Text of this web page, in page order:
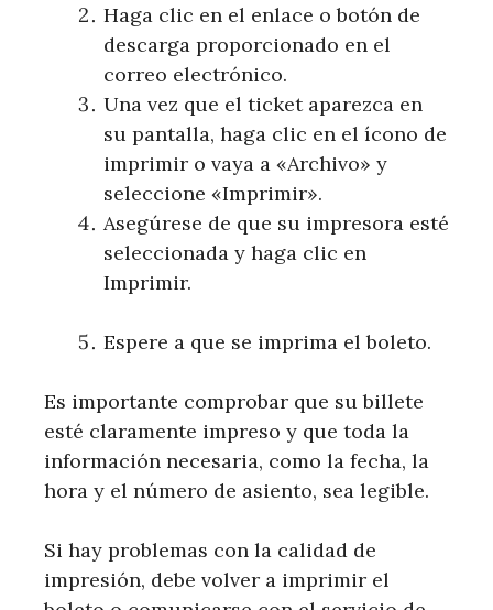
Haga clic en el enlace o botón de
descarga proporcionado en el
correo electrónico.
Una vez que el ticket aparezca en
su pantalla, haga clic en el ícono de
imprimir o vaya a «Archivo» y
seleccione «Imprimir».
Asegúrese de que su impresora esté
seleccionada y haga clic en
Imprimir.
Espere a que se imprima el boleto.
Es importante comprobar que su billete
esté claramente impreso y que toda la
información necesaria, como la fecha, la
hora y el número de asiento, sea legible.
Si hay problemas con la calidad de
impresión, debe volver a imprimir el